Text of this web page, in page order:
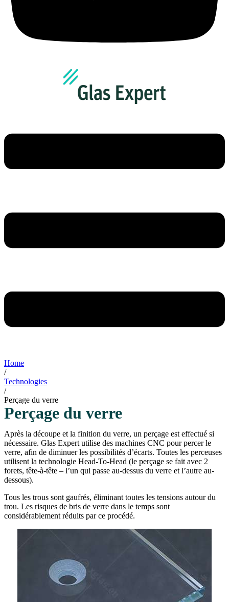
Home
/
Technologies
/
Perçage du verre
Perçage du verre
Après la découpe et la finition du verre, un perçage est effectué si
nécessaire. Glas Expert utilise des machines CNC pour percer le
verre, afin de diminuer les possibilités d’écarts. Toutes les perceuses
utilisent la technologie Head-To-Head (le perçage se fait avec 2
forets, tête-à-tête – l’un qui passe au-dessus du verre et l’autre au-
dessous).
Tous les trous sont gaufrés, éliminant toutes les tensions autour du
trou. Les risques de bris de verre dans le temps sont
considérablement réduits par ce procédé.